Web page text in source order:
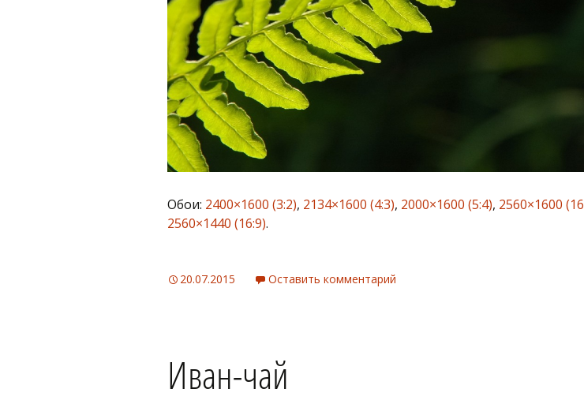
Обои: 2400×1600 (3:2), 2134×1600 (4:3), 2000×1600 (5:4), 2560×1600
2560×1440 (16:9).
20.07.2015 Оставить комментарий
Иван-чай